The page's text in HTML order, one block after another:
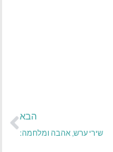
הבא
שירי ערש, אהבה ומלחמה: